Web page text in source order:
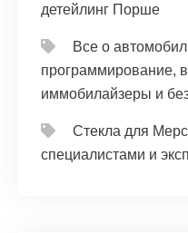
детейлинг Порше
Все о
программирование,
иммобилайзеры и
Стекла для
специалистами и